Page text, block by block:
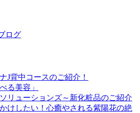
ログ
J背中コースのご紹介！
る美容」
リューションズ～新化粧品のご紹介
けしたい！心癒やされる紫陽花の絶